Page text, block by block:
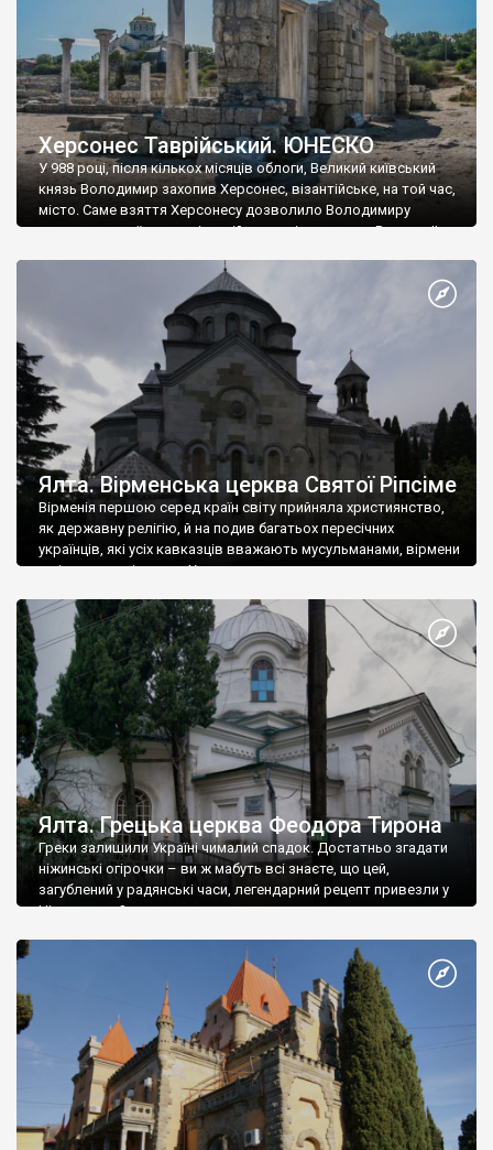
Херсонес Таврійський. ЮНЕСКО
У 988 році, після кількох місяців облоги, Великий київський
князь Володимир захопив Херсонес, візантійське, на той час,
місто. Саме взяття Херсонесу дозволило Володимиру
диктувати свої умови візантійському імператору Василю ІІ, та
Херсонесі Володимир-язичник, став Василем-християнином.
А потім було Хрещення Русі. На честь Херсонесу Таврійського
Ялта. Вірменська церква Святої Ріпсіме
Вірменія першою серед країн світу прийняла християнство,
як державну релігію, й на подив багатьох пересічних
українців, які усіх кавказців вважають мусульманами, вірмени
є відданими вірянами Христа
Ялта. Грецька церква Феодора Тирона
Греки залишили Україні чималий спадок. Достатньо згадати
ніжинські огірочки – ви ж мабуть всі знаєте, що цей,
загублений у радянські часи, легендарний рецепт привезли у
Ніжин греки?